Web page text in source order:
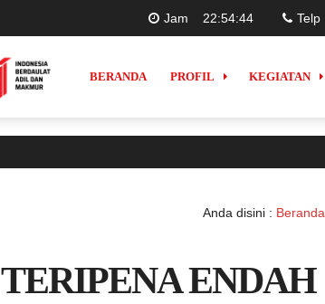
Jam 22:54:44 Telp
BERANDA PROFIL KEGIATAN
Anda disini : Beranda
TERIPENA ENDAH